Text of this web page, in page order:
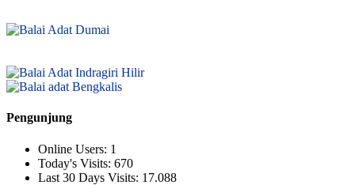
Pengunjung
Online Users: 1
Today's Visits: 670
Last 30 Days Visits: 17.088